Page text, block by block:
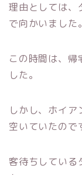
理由としては、
で向かいました。
この時間は、帰
した。
しかし、ホイ
空いていたので
客待ちしている